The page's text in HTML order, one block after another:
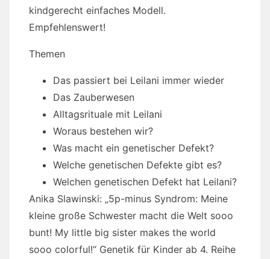
kindgerecht einfaches Modell.
Empfehlenswert!
Themen
Das passiert bei Leilani immer wieder
Das Zauberwesen
Alltagsrituale mit Leilani
Woraus bestehen wir?
Was macht ein genetischer Defekt?
Welche genetischen Defekte gibt es?
Welchen genetischen Defekt hat Leilani?
Anika Slawinski: „5p-minus Syndrom: Meine
kleine große Schwester macht die Welt sooo
bunt! My little big sister makes the world
sooo colorful!“ Genetik für Kinder ab 4. Reihe